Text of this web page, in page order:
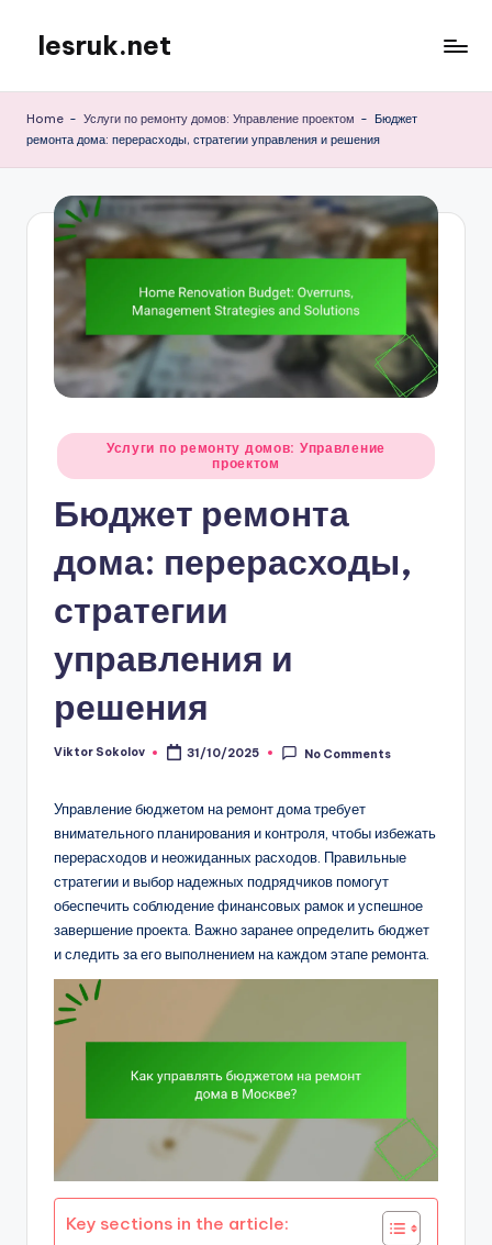
content
lesruk.net
Home - Услуги по ремонту домов: Управление проектом - Бюджет
ремонта дома: перерасходы, стратегии управления и решения
Posted
in
Услуги по ремонту домов: Управление
проектом
Бюджет ремонта
дома: перерасходы,
стратегии
управления и
решения
Posted
Viktor Sokolov 31/10/2025 No Comments
Управление бюджетом на ремонт дома требует
внимательного планирования и контроля, чтобы избежать
перерасходов и неожиданных расходов. Правильные
стратегии и выбор надежных подрядчиков помогут
обеспечить соблюдение финансовых рамок и успешное
завершение проекта. Важно заранее определить бюджет
и следить за его выполнением на каждом этапе ремонта.
Key sections in the article: